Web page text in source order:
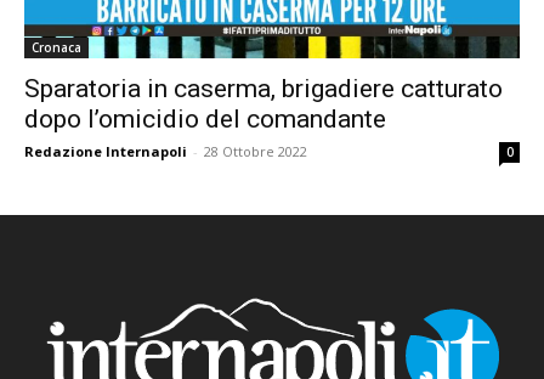
Cronaca
Sparatoria in caserma, brigadiere catturato
dopo l’omicidio del comandante
Redazione Internapoli - 28 Ottobre 2022 0